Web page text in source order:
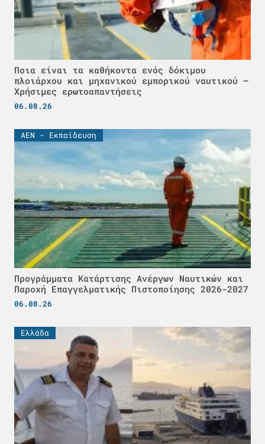
Ποια είναι τα καθήκοντα ενός δόκιμου
πλοιάρχου και μηχανικού εμπορικού ναυτικού –
Χρήσιμες ερωτοαπαντήσεις
06.08.26
ΑΕΝ - Εκπαίδευση
Προγράμματα Κατάρτισης Ανέργων Ναυτικών και
Παροχή Επαγγελματικής Πιστοποίησης 2026-2027
06.08.26
Ελλάδα